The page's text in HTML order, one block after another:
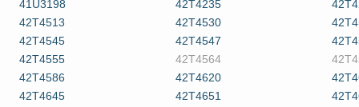
41U3198
42T4235
42T4513
42T4530
42T4545
42T4547
42T4555
42T4564
42T4586
42T4620
42T4645
42T4651